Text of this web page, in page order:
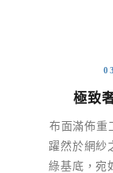
極致
布面滿佈重
躍然於網紗
綠基底，宛